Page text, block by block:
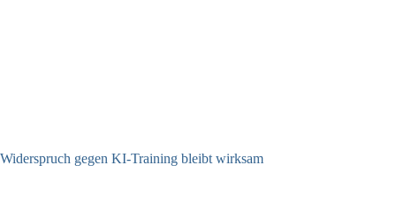
Widerspruch gegen KI-Training bleibt wirksam